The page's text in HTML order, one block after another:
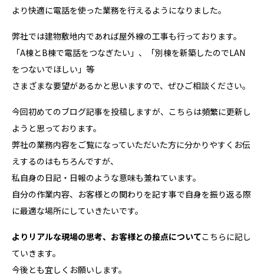
より快適に電話を使った業務を行えるようになりました。
弊社では建物敷地内であれば屋外線の工事も行っております。
「A棟とB棟で電話をつなぎたい」、「別棟を新築したのでLAN
をつないでほしい」等
さまざまな要望があるかと思いますので、ぜひご相談ください。
今回初めてのブログ記事を投稿しますが、こちらは頻繁に更新し
ようと思っております。
弊社の業務内容をご覧になっていただいた方に分かりやすくお伝
えするのはもちろんですが、
私自身の日記・日報のような意味も兼ねています。
自分の作業内容、お客様との関わりを記す事で自身を振り返る際
に最適な場所にしていきたいです。
よりリアルな現場の思考、お客様との接点についてこちらに記し
ていきます。
今後とも宜しくお願いします。